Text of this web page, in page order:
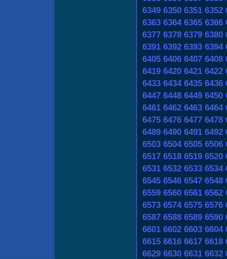
6349 6350 6351 6352
6363 6364 6365 6366
6377 6378 6379 6380
6391 6392 6393 6394
6405 6406 6407 6408
6419 6420 6421 6422
6433 6434 6435 6436
6447 6448 6449 6450
6461 6462 6463 6464
6475 6476 6477 6478
6489 6490 6491 6492
6503 6504 6505 6506
6517 6518 6519 6520
6531 6532 6533 6534
6545 6546 6547 6548
6559 6560 6561 6562
6573 6574 6575 6576
6587 6588 6589 6590
6601 6602 6603 6604
6615 6616 6617 6618
6629 6630 6631 6632